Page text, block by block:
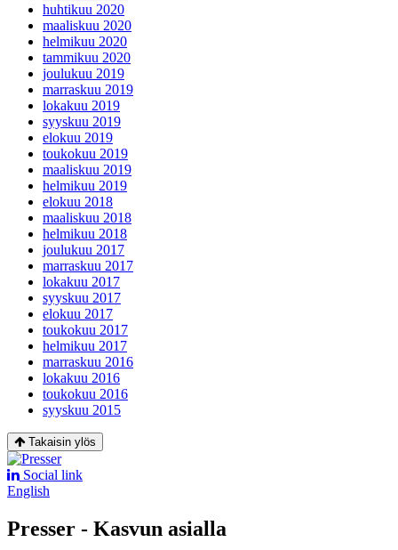
huhtikuu 2020
maaliskuu 2020
helmikuu 2020
tammikuu 2020
joulukuu 2019
marraskuu 2019
lokakuu 2019
syyskuu 2019
elokuu 2019
toukokuu 2019
maaliskuu 2019
helmikuu 2019
elokuu 2018
maaliskuu 2018
helmikuu 2018
joulukuu 2017
marraskuu 2017
lokakuu 2017
syyskuu 2017
elokuu 2017
toukokuu 2017
helmikuu 2017
marraskuu 2016
lokakuu 2016
toukokuu 2016
syyskuu 2015
Takaisin ylös
Social link
English
Presser - Kasvun asialla